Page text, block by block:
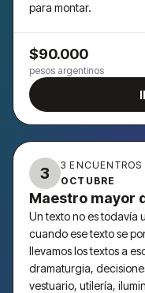
para montar.
$90.000
pesos argentinos
3
3 ENCUENTROS
OCTUBRE
Maestro mayor
Un texto no es todavía
cuando ese texto se
llevamos los textos a
dramaturgia,
vestuario, utilería,